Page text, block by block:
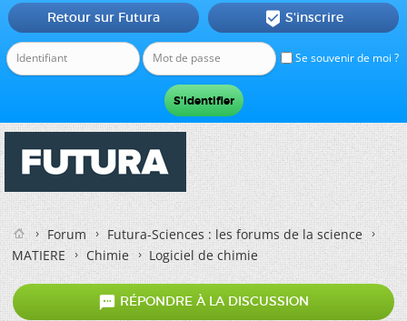
Se souvenir de moi ?
Retour sur Futura  S'inscrire
Forum
Futura-Sciences : les forums de la science
MATIERE
Chimie Logiciel de chimie
 RÉPONDRE À LA DISCUSSION